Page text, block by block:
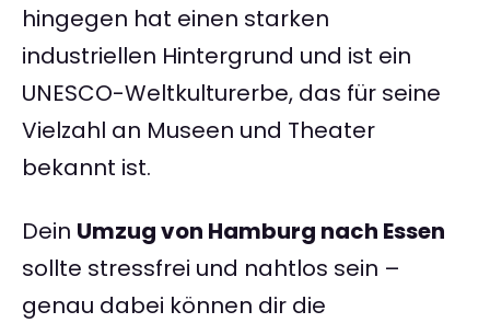
hingegen hat einen starken
industriellen Hintergrund und ist ein
UNESCO-Weltkulturerbe, das für seine
Vielzahl an Museen und Theater
bekannt ist.
Dein Umzug von Hamburg nach Essen
sollte stressfrei und nahtlos sein –
genau dabei können dir die